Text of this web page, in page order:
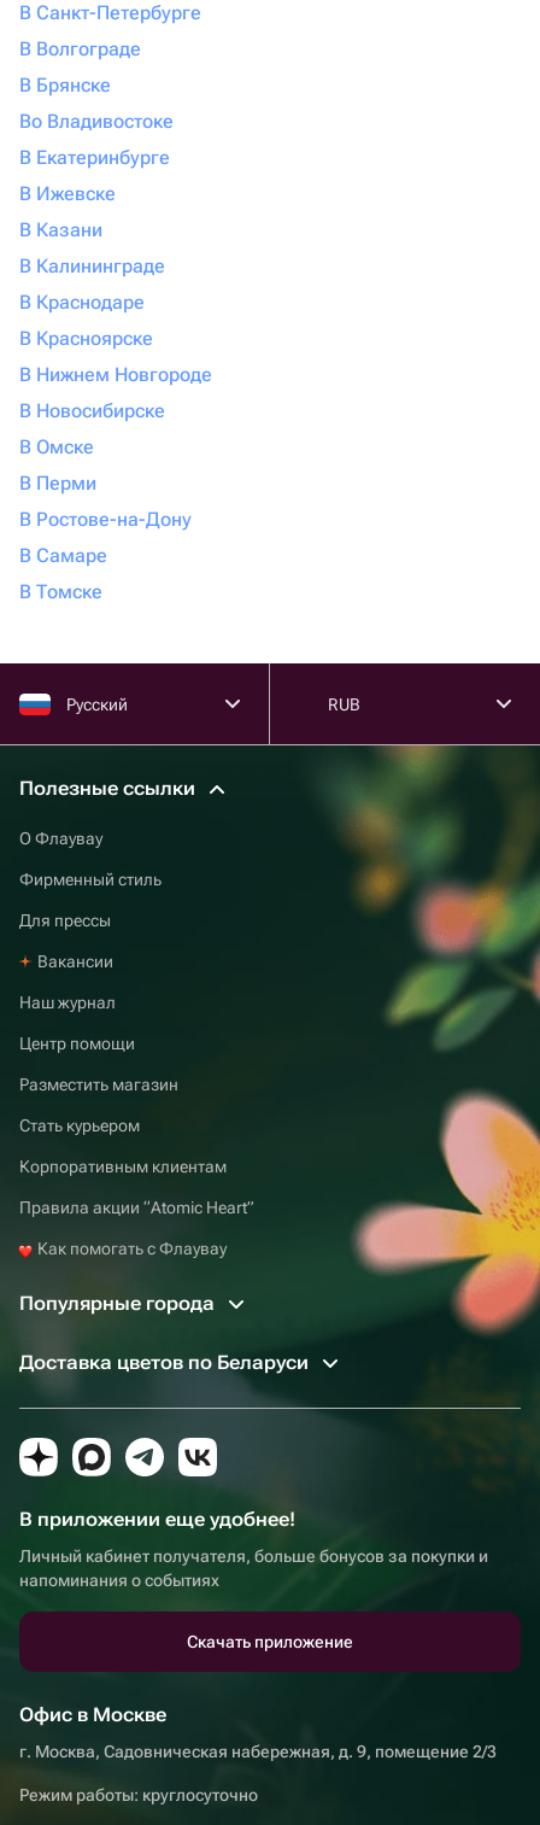
В Санкт-Петербурге
В Волгограде
В Брянске
Во Владивостоке
В Екатеринбурге
В Ижевске
В Казани
В Калининграде
В Краснодаре
В Красноярске
В Нижнем Новгороде
В Новосибирске
В Омске
В Перми
В Ростове-на-Дону
В Самаре
В Томске
Русский RUB
Полезные ссылки
О Флаувау
Фирменный стиль
Для прессы
Вакансии
Наш журнал
Центр помощи
Разместить магазин
Стать курьером
Корпоративным клиентам
Правила акции “Atomic Heart”
Как помогать с Флаувау
Популярные города
Доставка цветов по Беларуси
В приложении еще удобнее!
Личный кабинет получателя, больше бонусов за покупки и
напоминания о событиях
Скачать приложение
Офис в Москве
г. Москва, Садовническая набережная, д. 9, помещение 2/3
Режим работы: круглосуточно